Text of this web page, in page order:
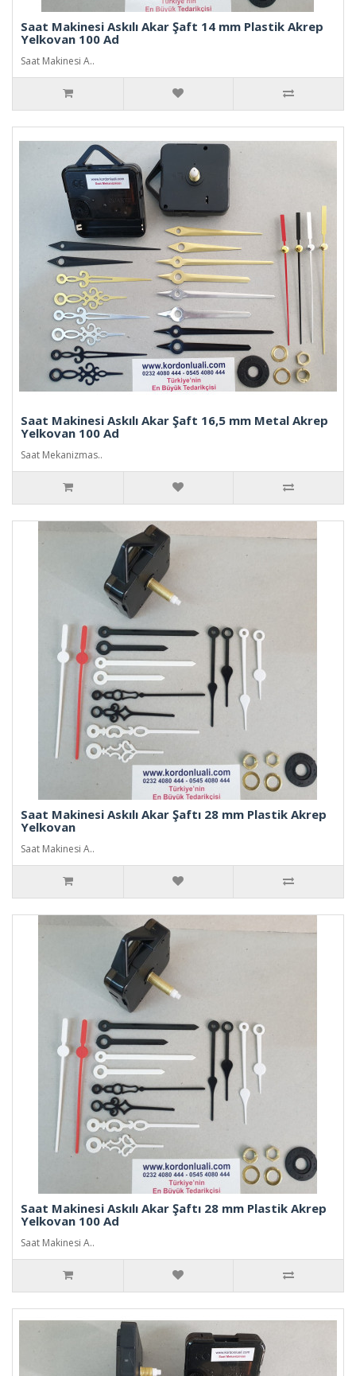
Saat Makinesi Askılı Akar Şaft 14 mm Plastik Akrep
Yelkovan 100 Ad
Saat Makinesi A..
Saat Makinesi Askılı Akar Şaft 16,5 mm Metal Akrep
Yelkovan 100 Ad
Saat Mekanizmas..
Saat Makinesi Askılı Akar Şaftı 28 mm Plastik Akrep
Yelkovan
Saat Makinesi A..
Saat Makinesi Askılı Akar Şaftı 28 mm Plastik Akrep
Yelkovan 100 Ad
Saat Makinesi A..